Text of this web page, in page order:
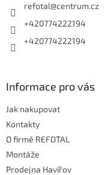
refotal@centrum.cz
+420774222194
+420774222194
Informace pro vás
Jak nakupovat
Kontakty
O firmě REFOTAL
Montáže
Prodejna Havířov